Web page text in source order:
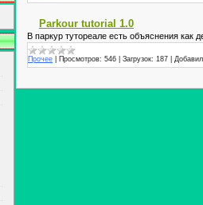
Parkour tutorial 1.0
В паркур тутореале есть объяснения как
Прочее Просмотров: 546 Загрузок: 187